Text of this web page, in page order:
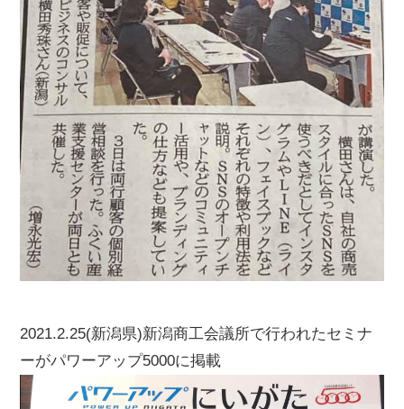
2021.2.25(新潟県)新潟商工会議所で行われたセミナ
ーがパワーアップ5000に掲載